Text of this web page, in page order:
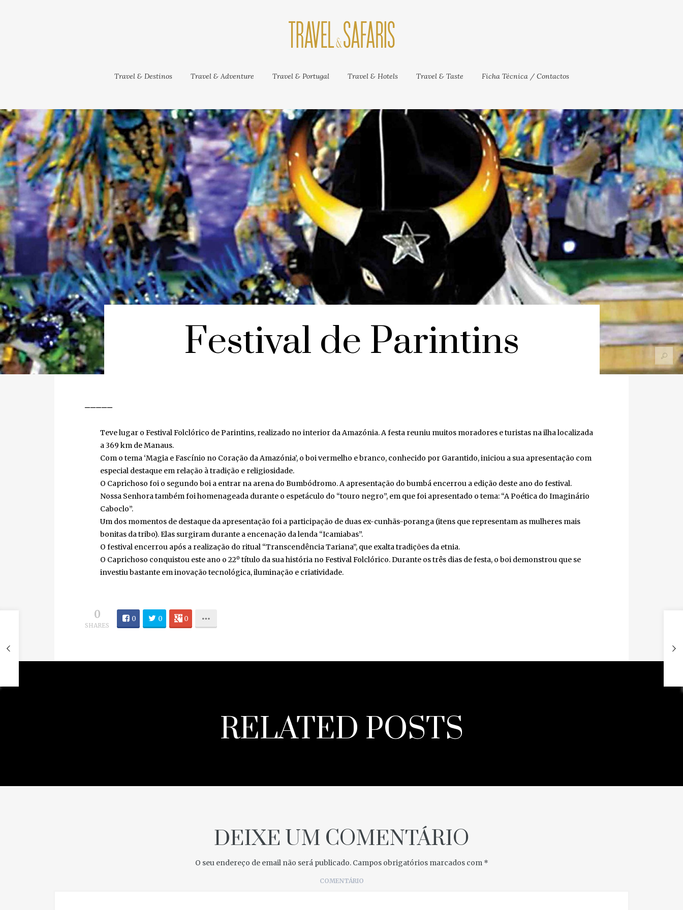
Travel & Destinos Travel & Adventure Travel & Portugal Travel & Hotels Travel & Taste Ficha Técnica / Contactos
Festival de Parintins
Teve lugar o Festival Folclórico de Parintins, realizado no interior da Amazónia. A festa reuniu muitos moradores e turistas na ilha localizada
a 369 km de Manaus.
Com o tema ‘Magia e Fascínio no Coração da Amazónia’, o boi vermelho e branco, conhecido por Garantido, iniciou a sua apresentação com
especial destaque em relação à tradição e religiosidade.
O Caprichoso foi o segundo boi a entrar na arena do Bumbódromo. A apresentação do bumbá encerrou a edição deste ano do festival.
Nossa Senhora também foi homenageada durante o espetáculo do “touro negro”, em que foi apresentado o tema: “A Poética do Imaginário
Caboclo”.
Um dos momentos de destaque da apresentação foi a participação de duas ex-cunhãs-poranga (itens que representam as mulheres mais
bonitas da tribo). Elas surgiram durante a encenação da lenda “Icamiabas”.
O festival encerrou após a realização do ritual “Transcendência Tariana”, que exalta tradições da etnia.
O Caprichoso conquistou este ano o 22º título da sua história no Festival Folclórico. Durante os três dias de festa, o boi demonstrou que se
investiu bastante em inovação tecnológica, iluminação e criatividade.
0
SHARES
0 0 0
RELATED POSTS
DEIXE UM COMENTÁRIO
O seu endereço de email não será publicado.Campos obrigatórios marcados com*
COMENTÁRIO